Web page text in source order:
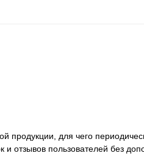
для чего
отзывов пользователей без